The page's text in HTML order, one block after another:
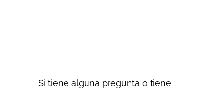
Si tiene alguna pregunta o tiene